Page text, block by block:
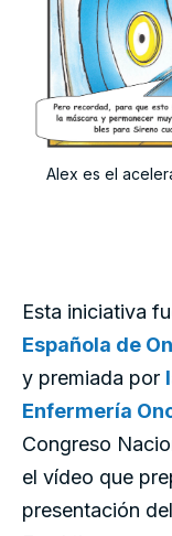
Alex es el
Esta iniciativa
Española de
y premiada por
Enfermería
Congreso
el vídeo que
presentación